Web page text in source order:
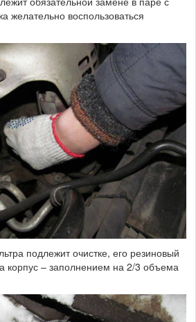
желательно воспользоваться
подлежит очистке, его резиновый
корпус – заполнением на 2/3 объема